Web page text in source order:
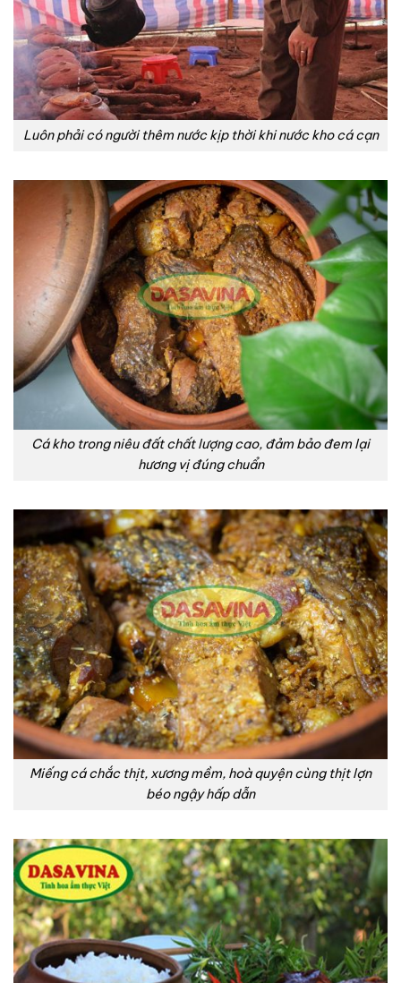
Luôn phải có người thêm nước kịp thời khi nước kho cá cạn
Cá kho trong niêu đất chất lượng cao, đảm bảo đem lại
hương vị đúng chuẩn
Miếng cá chắc thịt, xương mềm, hoà quyện cùng thịt lợn
béo ngậy hấp dẫn